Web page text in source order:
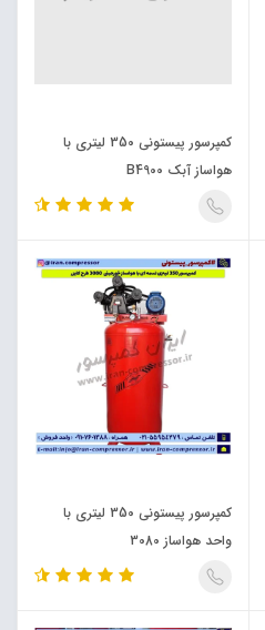
کمپرسور پیستونی 350 لیتری با
هواساز آبک B4900
کمپرسور پیستونی 350 لیتری با
واحد هواساز 3080